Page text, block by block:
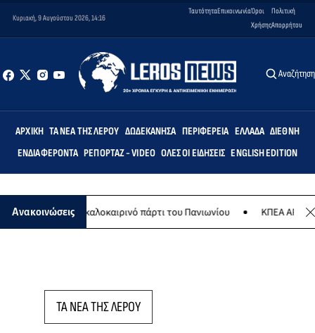
Κυριακή, 9 Αυγούστου 2026, 14:16
ΤαυτότηταΕπικοινωνίαΌροι
Χρήσης
Πολιτική
Απορρήτου
Αναζήτηση
ΑΡΧΙΚΉ ΤΑ ΝΈΑ ΤΗΣ ΛΈΡΟΥ ΔΩΔΕΚΆΝΗΣΑ ΠΕΡΙΦΈΡΕΙΑ ΕΛΛΆΔΑ ΔΙΕΘΝΉ
ΕΝΔΙΑΦΈΡΟΝΤΑ ΡΕΠΟΡΤΆΖ - VIDEO ΌΛΕΣ ΟΙ ΕΙΔΉΣΕΙΣ ENGLISH EDITION
Ανακοινώσειςτο καλοκαιρινό πάρτι του Πανιωνίου ΚΠΕΑ ΑΡΤΕΜΙΣ:
ΤΑ ΝΕΑ ΤΗΣ ΛΕΡΟΥ